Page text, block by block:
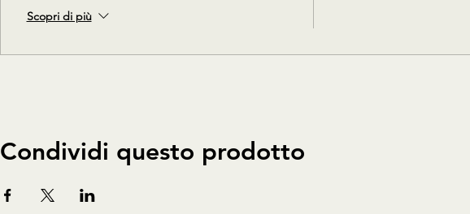
Scopri di più
Condividi questo prodotto